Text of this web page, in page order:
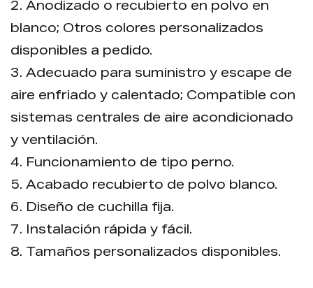
2. Anodizado o recubierto en polvo en
blanco; Otros colores personalizados
disponibles a pedido.
3. Adecuado para suministro y escape de
aire enfriado y calentado; Compatible con
sistemas centrales de aire acondicionado
y ventilación.
4. Funcionamiento de tipo perno.
5. Acabado recubierto de polvo blanco.
6. Diseño de cuchilla fija.
7. Instalación rápida y fácil.
8. Tamaños personalizados disponibles.